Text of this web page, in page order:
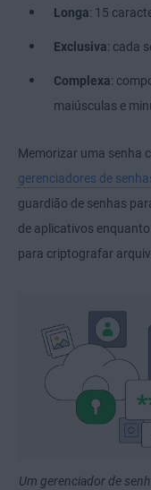
Longa: 15
Exclusiva: cada
Complexa:
maiúsculas e
Memorizar uma senha
gerenciadores de
guardião de senhas
de aplicativos
para criptografar
Um gerenciador de